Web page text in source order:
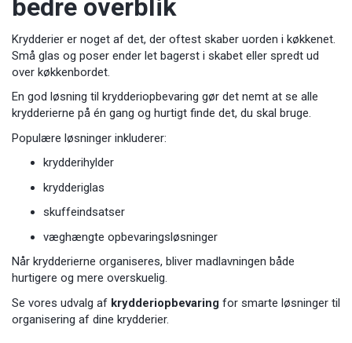
bedre overblik
Krydderier er noget af det, der oftest skaber uorden i køkkenet.
Små glas og poser ender let bagerst i skabet eller spredt ud
over køkkenbordet.
En god løsning til krydderiopbevaring gør det nemt at se alle
krydderierne på én gang og hurtigt finde det, du skal bruge.
Populære løsninger inkluderer:
krydderihylder
krydderiglas
skuffeindsatser
væghængte opbevaringsløsninger
Når krydderierne organiseres, bliver madlavningen både
hurtigere og mere overskuelig.
Se vores udvalg af krydderiopbevaring for smarte løsninger til
organisering af dine krydderier.